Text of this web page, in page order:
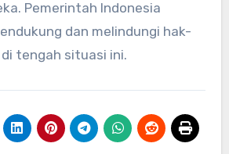
Pemerintah Indonesia
dan melindungi hak-
tengah situasi ini.